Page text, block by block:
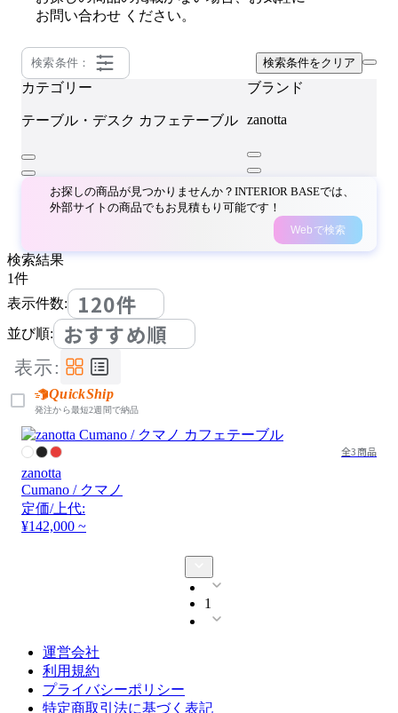
お問い合わせ ください。
検索条件： 検索条件をクリア
カテゴリー
テーブル・デスク カフェテーブル
ブランド
zanotta
お探しの商品が見つかりませんか？INTERIOR BASEでは、
外部サイトの商品でもお見積もり可能です！
Webで検索
検索結果
1件
表示件数:
120件
並び順: おすすめ順
表示:
QuickShip
発注から最短2週間で納品
全3商品
zanotta
Cumano / クマノ
定価/上代:
¥142,000 ~
1
運営会社
利用規約
プライバシーポリシー
特定商取引法に基づく表記